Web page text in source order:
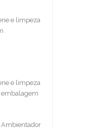
e limpeza
e limpeza
embalagem
Ambientador